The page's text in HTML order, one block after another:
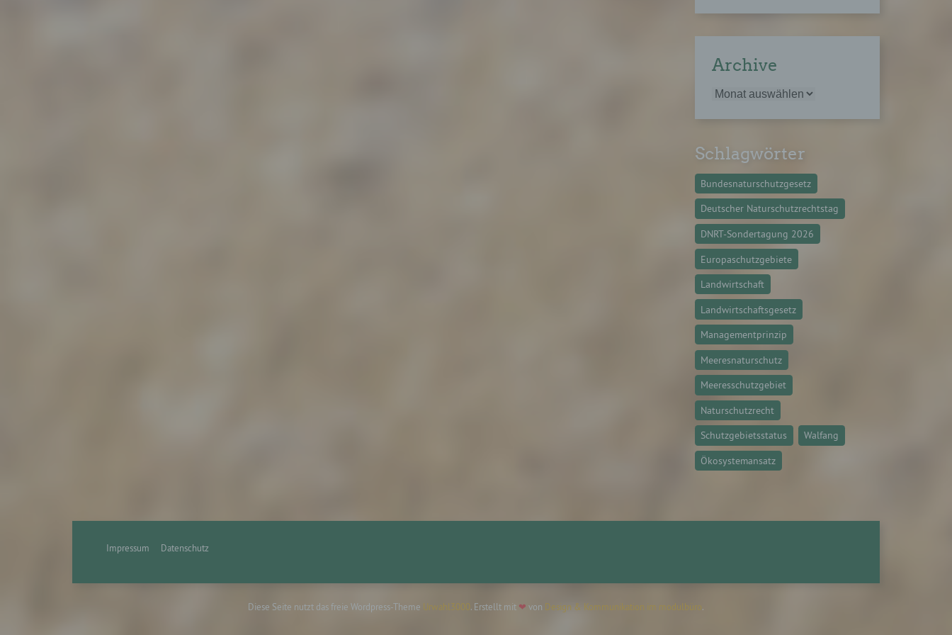
Archive
Schlagwörter
Bundesnaturschutzgesetz
Deutscher Naturschutzrechtstag
DNRT-Sondertagung 2026
Europaschutzgebiete
Landwirtschaft
Landwirtschaftsgesetz
Managementprinzip
Meeresnaturschutz
Meeresschutzgebiet
Naturschutzrecht
Schutzgebietsstatus
Walfang
Ökosystemansatz
Impressum Datenschutz
Diese Seite nutzt das freie Wordpress-Theme Urwahl3000. Erstellt mit ❤ von Design & Kommunikation im modulbüro.